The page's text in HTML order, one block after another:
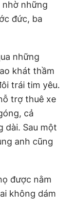
nhờ những
đức, ba
những
khát thầm
trái tim yêu.
trợ thuê xe
cả
dài. Sau một
anh cũng
được nằm
không dám